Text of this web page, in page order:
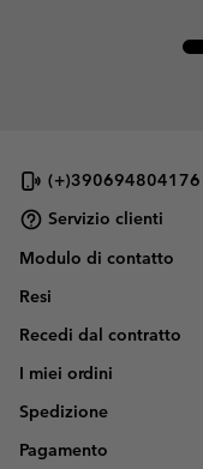
(+)390694804176
Servizio clienti
Modulo di contatto
Resi
Recedi dal contratto
I miei ordini
Spedizione
Pagamento